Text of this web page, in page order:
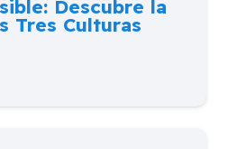
Descubre la
Tres Culturas